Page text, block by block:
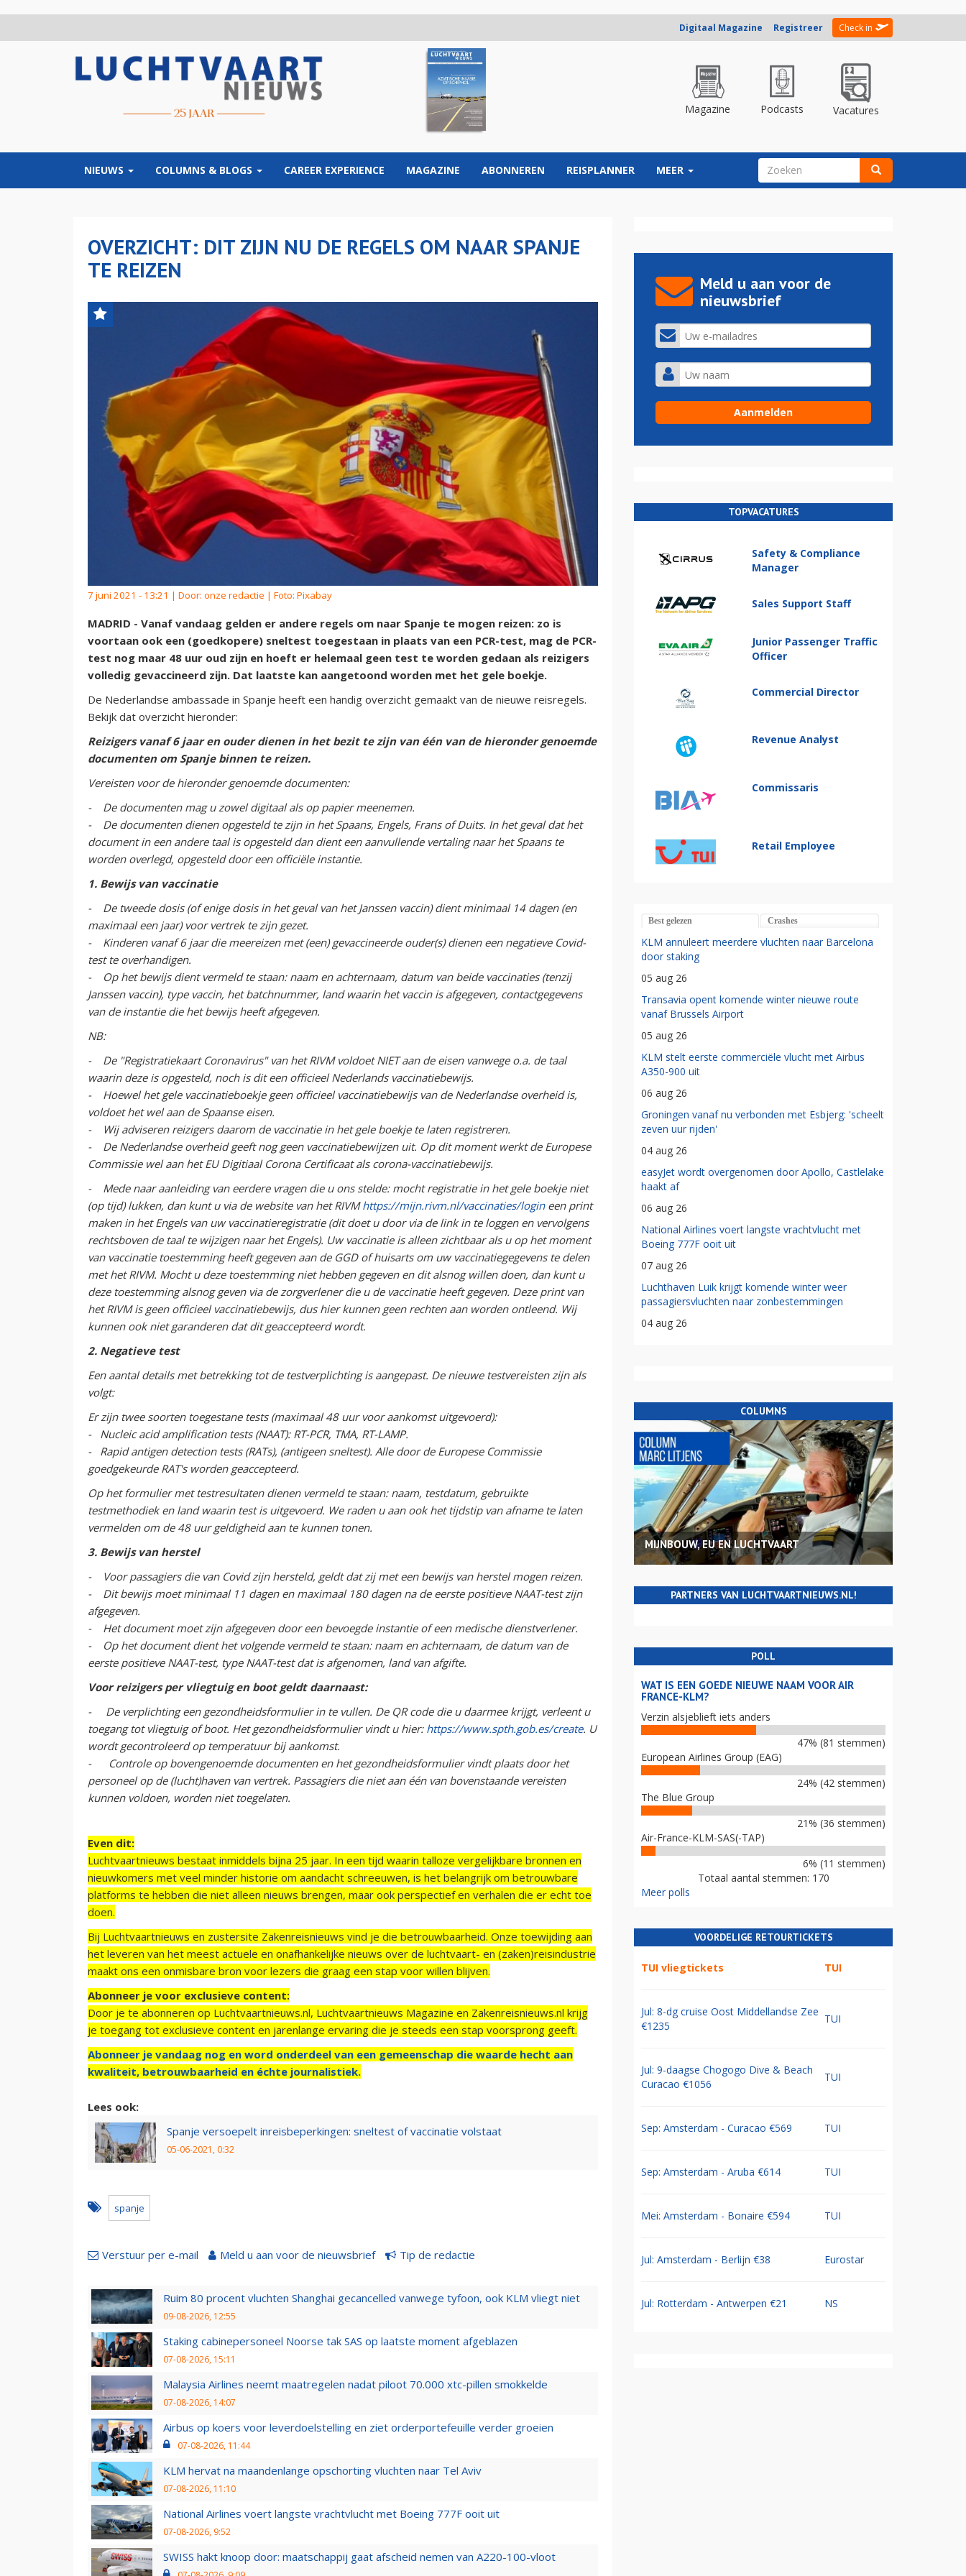
Digitaal Magazine Registreer Check in
Magazine Podcasts Vacatures
NIEUWS COLUMNS & BLOGS CAREER EXPERIENCE MAGAZINE ABONNEREN REISPLANNER MEER ZOEKVELD
OVERZICHT: DIT ZIJN NU DE REGELS OM NAAR SPANJE
TE REIZEN
7 juni 2021 - 13:21 | Door: onze redactie | Foto: Pixabay
MADRID - Vanaf vandaag gelden er andere regels om naar Spanje te mogen reizen: zo is
voortaan ook een (goedkopere) sneltest toegestaan in plaats van een PCR-test, mag de PCR-
test nog maar 48 uur oud zijn en hoeft er helemaal geen test te worden gedaan als reizigers
volledig gevaccineerd zijn. Dat laatste kan aangetoond worden met het gele boekje.
De Nederlandse ambassade in Spanje heeft een handig overzicht gemaakt van de nieuwe reisregels.
Bekijk dat overzicht hieronder:
Reizigers vanaf 6 jaar en ouder dienen in het bezit te zijn van één van de hieronder genoemde
documenten om Spanje binnen te reizen.
Vereisten voor de hieronder genoemde documenten:
- De documenten mag u zowel digitaal als op papier meenemen.
- De documenten dienen opgesteld te zijn in het Spaans, Engels, Frans of Duits. In het geval dat het
document in een andere taal is opgesteld dan dient een aanvullende vertaling naar het Spaans te
worden overlegd, opgesteld door een officiële instantie.
1. Bewijs van vaccinatie
- De tweede dosis (of enige dosis in het geval van het Janssen vaccin) dient minimaal 14 dagen (en
maximaal een jaar) voor vertrek te zijn gezet.
- Kinderen vanaf 6 jaar die meereizen met (een) gevaccineerde ouder(s) dienen een negatieve Covid-
test te overhandigen.
- Op het bewijs dient vermeld te staan: naam en achternaam, datum van beide vaccinaties (tenzij
Janssen vaccin), type vaccin, het batchnummer, land waarin het vaccin is afgegeven, contactgegevens
van de instantie die het bewijs heeft afgegeven.
NB:
- De "Registratiekaart Coronavirus" van het RIVM voldoet NIET aan de eisen vanwege o.a. de taal
waarin deze is opgesteld, noch is dit een officieel Nederlands vaccinatiebewijs.
- Hoewel het gele vaccinatieboekje geen officieel vaccinatiebewijs van de Nederlandse overheid is,
voldoet het wel aan de Spaanse eisen.
- Wij adviseren reizigers daarom de vaccinatie in het gele boekje te laten registreren.
- De Nederlandse overheid geeft nog geen vaccinatiebewijzen uit. Op dit moment werkt de Europese
Commissie wel aan het EU Digitiaal Corona Certificaat als corona-vaccinatiebewijs.
- Mede naar aanleiding van eerdere vragen die u ons stelde: mocht registratie in het gele boekje niet
(op tijd) lukken, dan kunt u via de website van het RIVMhttps://mijn.rivm.nl/vaccinaties/logineen print
maken in het Engels van uw vaccinatieregistratie (dit doet u door via de link in te loggen en vervolgens
rechtsboven de taal te wijzigen naar het Engels). Uw vaccinatie is alleen zichtbaar als u op het moment
van vaccinatie toestemming heeft gegeven aan de GGD of huisarts om uw vaccinatiegegevens te delen
met het RIVM. Mocht u deze toestemming niet hebben gegeven en dit alsnog willen doen, dan kunt u
deze toestemming alsnog geven via de zorgverlener die u de vaccinatie heeft gegeven. Deze print van
het RIVM is geen officieel vaccinatiebewijs, dus hier kunnen geen rechten aan worden ontleend. Wij
kunnen ook niet garanderen dat dit geaccepteerd wordt.
2. Negatieve test
Een aantal details met betrekking tot de testverplichting is aangepast. De nieuwe testvereisten zijn als
volgt:
Er zijn twee soorten toegestane tests (maximaal 48 uur voor aankomst uitgevoerd):
- Nucleic acid amplification tests (NAAT): RT-PCR, TMA, RT-LAMP.
- Rapid antigen detection tests (RATs), (antigeen sneltest). Alle door de Europese Commissie
goedgekeurde RAT's worden geaccepteerd.
Op het formulier met testresultaten dienen vermeld te staan: naam, testdatum, gebruikte
testmethodiek en land waarin test is uitgevoerd. We raden u aan ook het tijdstip van afname te laten
vermelden om de 48 uur geldigheid aan te kunnen tonen.
3. Bewijs van herstel
- Voor passagiers die van Covid zijn hersteld, geldt dat zij met een bewijs van herstel mogen reizen.
- Dit bewijs moet minimaal 11 dagen en maximaal 180 dagen na de eerste positieve NAAT-test zijn
afgegeven.
- Het document moet zijn afgegeven door een bevoegde instantie of een medische dienstverlener.
- Op het document dient het volgende vermeld te staan: naam en achternaam, de datum van de
eerste positieve NAAT-test, type NAAT-test dat is afgenomen, land van afgifte.
Voor reizigers per vliegtuig en boot geldt daarnaast:
- De verplichting een gezondheidsformulier in te vullen. De QR code die u daarmee krijgt, verleent u
toegang tot vliegtuig of boot. Het gezondheidsformulier vindt u hier: https://www.spth.gob.es/create. U
wordt gecontroleerd op temperatuur bij aankomst.
- Controle op bovengenoemde documenten en het gezondheidsformulier vindt plaats door het
personeel op de (lucht)haven van vertrek. Passagiers die niet aan één van bovenstaande vereisten
kunnen voldoen, worden niet toegelaten.
Even dit:
Luchtvaartnieuws bestaat inmiddels bijna 25 jaar. In een tijd waarin talloze vergelijkbare bronnen en
nieuwkomers met veel minder historie om aandacht schreeuwen, is het belangrijk om betrouwbare
platforms te hebben die niet alleen nieuws brengen, maar ook perspectief en verhalen die er echt toe
doen.
Bij Luchtvaartnieuws en zustersite Zakenreisnieuws vind je die betrouwbaarheid. Onze toewijding aan
het leveren van het meest actuele en onafhankelijke nieuws over de luchtvaart- en (zaken)reisindustrie
maakt ons een onmisbare bron voor lezers die graag een stap voor willen blijven.
Abonneer je voor exclusieve content:
Door je te abonneren op Luchtvaartnieuws.nl, Luchtvaartnieuws Magazine en Zakenreisnieuws.nl krijg
je toegang tot exclusieve content en jarenlange ervaring die je steeds een stap voorsprong geeft.
Abonneer je vandaag nog en word onderdeel van een gemeenschap die waarde hecht aan
kwaliteit, betrouwbaarheid en échte journalistiek.
Lees ook:
Spanje versoepelt inreisbeperkingen: sneltest of vaccinatie volstaat
05-06-2021, 0:32
spanje
Verstuur per e-mail Meld u aan voor de nieuwsbrief Tip de redactie
Ruim 80 procent vluchten Shanghai gecancelled vanwege tyfoon, ook KLM vliegt niet
09-08-2026, 12:55
Staking cabinepersoneel Noorse tak SAS op laatste moment afgeblazen
07-08-2026, 15:11
Malaysia Airlines neemt maatregelen nadat piloot 70.000 xtc-pillen smokkelde
07-08-2026, 14:07
Airbus op koers voor leverdoelstelling en ziet orderportefeuille verder groeien
07-08-2026, 11:44
KLM hervat na maandenlange opschorting vluchten naar Tel Aviv
07-08-2026, 11:10
National Airlines voert langste vrachtvlucht met Boeing 777F ooit uit
07-08-2026, 9:52
SWISS hakt knoop door: maatschappij gaat afscheid nemen van A220-100-vloot
Meld u aan voor de
nieuwsbrief
TOPVACATURES
Safety & Compliance
Manager
Sales Support Staff
Junior Passenger Traffic
Officer
Commercial Director
Revenue Analyst
Commissaris
Retail Employee
Best gelezen Crashes
KLM annuleert meerdere vluchten naar Barcelona
door staking
05 aug 26
Transavia opent komende winter nieuwe route
vanaf Brussels Airport
05 aug 26
KLM stelt eerste commerciële vlucht met Airbus
A350-900 uit
06 aug 26
Groningen vanaf nu verbonden met Esbjerg: 'scheelt
zeven uur rijden'
04 aug 26
easyJet wordt overgenomen door Apollo, Castlelake
haakt af
06 aug 26
National Airlines voert langste vrachtvlucht met
Boeing 777F ooit uit
07 aug 26
Luchthaven Luik krijgt komende winter weer
passagiersvluchten naar zonbestemmingen
04 aug 26
COLUMNS
MIJNBOUW, EU EN LUCHTVAART
PARTNERS VAN LUCHTVAARTNIEUWS.NL!
POLL
WAT IS EEN GOEDE NIEUWE NAAM VOOR AIR
FRANCE-KLM?
Verzin alsjeblieft iets anders
47% (81 stemmen)
European Airlines Group (EAG)
24% (42 stemmen)
The Blue Group
21% (36 stemmen)
Air-France-KLM-SAS(-TAP)
6% (11 stemmen)
Totaal aantal stemmen: 170
Meer polls
VOORDELIGE RETOURTICKETS
TUI vliegtickets TUI
Jul: 8-dg cruise Oost Middellandse Zee
€1235
TUI
Jul: 9-daagse Chogogo Dive & Beach
Curacao €1056
TUI
Sep: Amsterdam - Curacao €569 TUI
Sep: Amsterdam - Aruba €614 TUI
Mei: Amsterdam - Bonaire €594 TUI
Jul: Amsterdam - Berlijn €38 Eurostar
Jul: Rotterdam - Antwerpen €21 NS